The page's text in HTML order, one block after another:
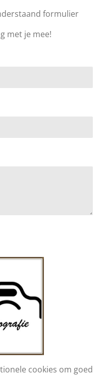
formulier
met je mee!
cookies om goed